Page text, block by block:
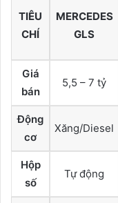
TIÊU
CHÍ
MERCEDES
GLS
Giá
bán
5,5 – 7 tỷ
Động
cơ
Xăng/Diesel
Hộp
số
Tự động